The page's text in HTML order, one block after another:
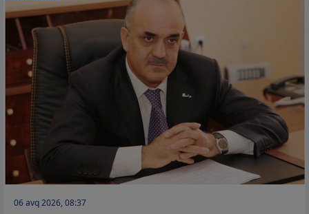
06 avq 2026, 08:37